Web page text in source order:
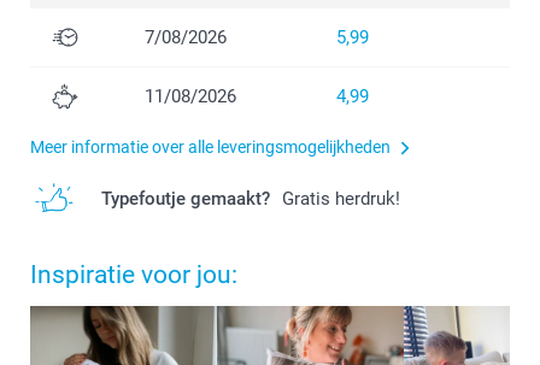
7/08/2026 5,99
11/08/2026 4,99
Meer informatie over alle leveringsmogelijkheden
Typefoutje gemaakt? Gratis herdruk!
Inspiratie voor jou: